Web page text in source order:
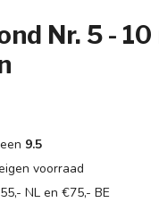
Nr. 5 -
9.5
voorraad
NL en €75,- BE